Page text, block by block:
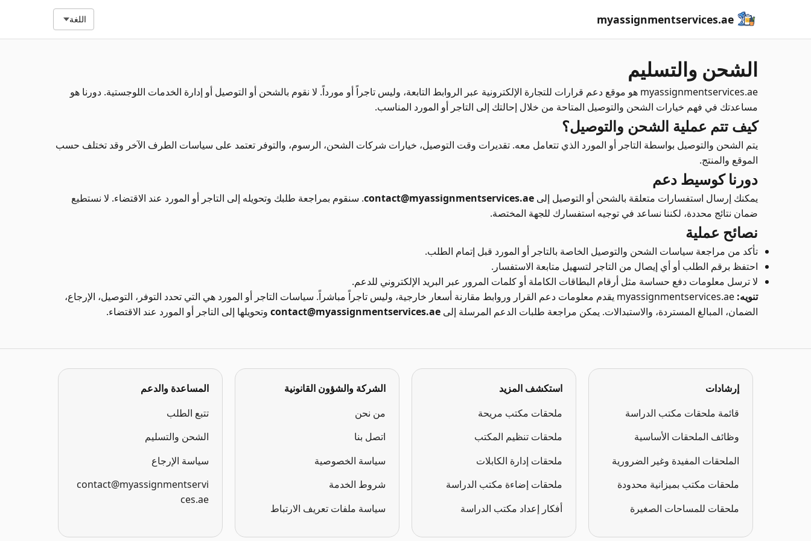
myassignmentservices.ae اللغة
الشحن والتسليم
myassignmentservices.ae هو موقع دعم قرارات للتجارة الإلكترونية عبر الروابط التابعة، وليس تاجراً أو مورداً. لا نقوم بالشحن أو التوصيل أو إدارة الخدمات اللوجستية. دورنا هو
مساعدتك في فهم خيارات الشحن والتوصيل المتاحة من خلال إحالتك إلى التاجر أو المورد المناسب.
كيف تتم عملية الشحن والتوصيل؟
يتم الشحن والتوصيل بواسطة التاجر أو المورد الذي تتعامل معه. تقديرات وقت التوصيل، خيارات شركات الشحن، الرسوم، والتوفر تعتمد على سياسات الطرف الآخر وقد تختلف حسب
الموقع والمنتج.
دورنا كوسيط دعم
يمكنك إرسال استفسارات متعلقة بالشحن أو التوصيل إلى contact@myassignmentservices.ae. سنقوم بمراجعة طلبك وتحويله إلى التاجر أو المورد عند الاقتضاء. لا نستطيع
ضمان نتائج محددة، لكننا نساعد في توجيه استفسارك للجهة المختصة.
نصائح عملية
تأكد من مراجعة سياسات الشحن والتوصيل الخاصة بالتاجر أو المورد قبل إتمام الطلب.
احتفظ برقم الطلب أو أي إيصال من التاجر لتسهيل متابعة الاستفسار.
لا ترسل معلومات دفع حساسة مثل أرقام البطاقات الكاملة أو كلمات المرور عبر البريد الإلكتروني للدعم.
تنويه:
myassignmentservices.ae يقدم معلومات دعم القرار وروابط مقارنة أسعار خارجية، وليس تاجراً مباشراً. سياسات التاجر أو المورد هي التي تحدد التوفر، التوصيل، الإرجاع،
الضمان، المبالغ المستردة، والاستبدالات. يمكن مراجعة طلبات الدعم المرسلة إلى contact@myassignmentservices.ae وتحويلها إلى التاجر أو المورد عند الاقتضاء.
إرشادات
قائمة ملحقات مكتب الدراسة
وظائف الملحقات الأساسية
الملحقات المفيدة وغير الضرورية
ملحقات مكتب بميزانية محدودة
ملحقات للمساحات الصغيرة
استكشف المزيد
ملحقات مكتب مريحة
ملحقات تنظيم المكتب
ملحقات إدارة الكابلات
ملحقات إضاءة مكتب الدراسة
أفكار إعداد مكتب الدراسة
الشركة والشؤون القانونية
من نحن
اتصل بنا
سياسة الخصوصية
شروط الخدمة
سياسة ملفات تعريف الارتباط
المساعدة والدعم
تتبع الطلب
الشحن والتسليم
سياسة الإرجاع
contact@myassignmentservi
ces.ae